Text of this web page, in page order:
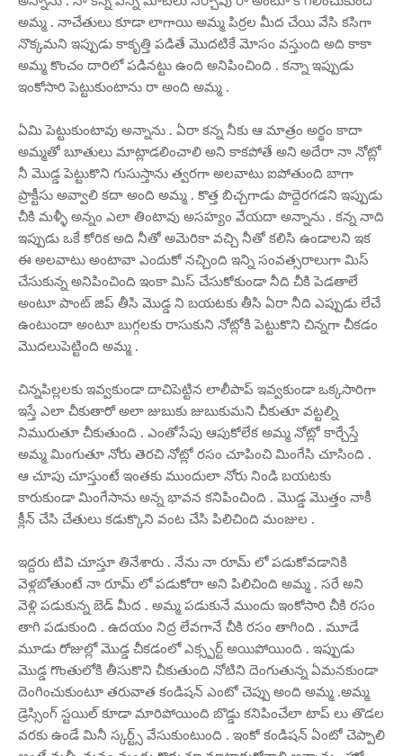
అమ్మ . నాచేతులు కూడా లాగాయి అమ్మ పిర్రల మీద చేయి వేసి కసిగా
నొక్కమని ఇప్పుడు కాకృత్తి పడితే మొదటికే మోసం వస్తుంది అది కాకా
అమ్మ కొంచం దారిలో పడినట్టు ఉంది అనిపించింది . కన్నా ఇప్పుడు
ఇంకోసారి పెట్టుకుంటాను రా అంది అమ్మ .
ఏమి పెట్టుకుంటావు అన్నాను . ఏరా కన్న నీకు ఆ మాత్రం అర్థం కాదా
అమ్మతో బూతులు మాట్లాడలించాలి అని కాకపోతే అని అదేరా నా నోట్లో
నీ మొడ్డ పెట్టుకొని గుసుస్తాను త్వరగా అలవాటు ఐపోతుంది బాగా
ప్రాక్టీసు అవ్వాలి కదా అంది అమ్మ . కొత్త బిచ్చగాడు పొద్దెరగడని ఇప్పుడు
చీకి మళ్ళీ అన్నం ఎలా తింటావు అసహ్యం వేయదా అన్నాను . కన్న నాది
ఇప్పుడు ఒకే కోరిక అది నీతో అమెరికా వచ్చి నీతో కలిసి ఉండాలని ఇక
ఈ అలవాటు అంటావా ఎందుకో నచ్చింది ఇన్ని సంవత్సరాలుగా మిస్
చేసుకున్న అనిపించింది ఇంకా మిస్ చేసుకోకుండా నీది చీకి పెడతాలే
అంటూ పాంట్ జిప్ తీసి మొడ్డ ని బయటకు తీసి ఏరా నీది ఎప్పుడు లేచే
ఉంటుందా అంటూ బుగ్గలకు రాసుకుని నోట్లోకి పెట్టుకొని చిన్నగా చీకడం
మొదలుపెట్టింది అమ్మ .
చిన్నపిల్లలకు ఇవ్వకుండా దాచిపెట్టిన లాలీపాప్ ఇవ్వకుండా ఒక్కసారిగా
ఇస్తే ఎలా చీకుతారో అలా జుబుకు జుబుకుమని చీకుతూ వట్టల్ని
నిమురుతూ చీకుతుంది . ఎంతోసేపు ఆపుకోలేక అమ్మ నోట్లో కార్చేస్తే
అమ్మ మింగుతూ నోరు తెరచి నోట్లో రసం చూపించి మింగేసి చూసింది .
ఆ చూపు చూస్తుంటే ఇంతకు ముందులా నోరు నిండి బయటకు
కారుకుండా మింగేసాను అన్న భావన కనిపించింది . మొడ్డ మొత్తం నాకీ
క్లీన్ చేసి చేతులు కడుక్కొని వంట చేసి పిలిచింది మంజుల .
ఇద్దరు టివి చూస్తూ తినేశారు . నేను నా రూమ్ లో పడుకోవడానికి
వెళ్లబోతుంటే నా రూమ్ లో పడుకోరా అని పిలిచింది అమ్మ . సరే అని
వెళ్లి పడుకున్న బెడ్ మీద . అమ్మ పడుకునే ముందు ఇంకోసారి చీకి రసం
తాగి పడుకుంది . ఉదయం నిద్ర లేవగానే చీకి రసం తాగింది . మూడే
మూడు రోజుల్లో మొడ్డ చీకడంలో ఎక్స్పర్ట్ అయిపోయింది . ఇప్పుడు
మొడ్డ గొంతులోకి తీసుకొని చీకుతుంది నోటిని దెంగుతున్న ఏమనకుండా
దెంగించుకుంటూ తరువాత కండిషన్ ఎంటో చెప్పు అంది అమ్మ .అమ్మ
డ్రెస్సింగ్ స్టయిల్ కూడా మారిపోయింది బొడ్డు కనిపించేలా టాప్ లు తొడల
వరకు ఉండే మినీ స్కర్ట్స్ వేసుకుంటుంది . ఇంకో కండిషన్ ఏంటో చెప్పాలి